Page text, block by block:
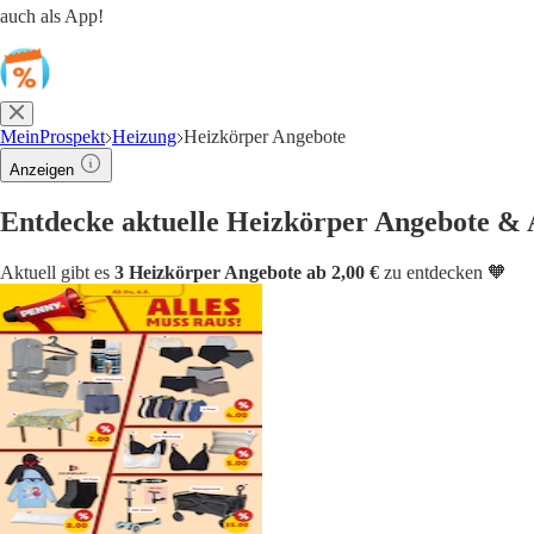
auch als App!
MeinProspekt Heizung Heizkörper Angebote
Anzeigen
Entdecke aktuelle Heizkörper Angebote &
Aktuell gibt es 3 Heizkörper Angebote ab 2,00 € zu entdecken 🧡